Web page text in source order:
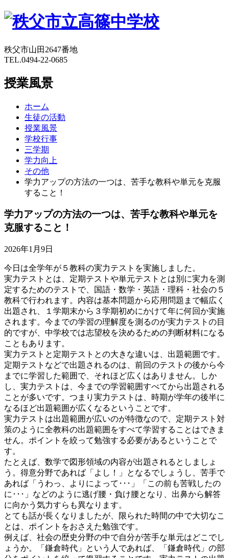
秩父市山田2647番地
TEL.0494-22-0685
授業風景
ホーム
生徒の活動
授業風景
学校行事
三学期
学力向上
その他
学力アップの方法の一つは、苦手な教科や単元を克服
すること！
学力アップの方法の一つは、苦手な教科や単元を
克服すること！
2026年1月9日
今日は全学年が５教科の実力テストを実施しました。
実力テストとは、定期テストや単元テストとは別に実力を測
定するためのテストで、国語・数学・英語・理科・社会の５
教科で行われます。内容は基本問題から応用問題まで幅広く
出題され、１学期末から３学期初めにかけて年に何回か実施
されます。 今までの学習の理解度を測るのが実力テストの目
的ですが、中学校では志望校を決めるための判断材料になる
こともあります。
実力テストと定期テストとの大きな違いは、出題範囲です。
定期テストなどで出題されるのは、前回のテストの後から今
までに学習した範囲で、それほど広くはありません。しか
し、実力テストは、今までの学習範囲すべてから出題される
ことが多いです。つまり実力テストは、時期が学年の後半に
なるほど出題範囲が広くなるということです。
実力テストは出題範囲が広いのが特徴なので、定期テスト対
策のように全教科の出題範囲をすべて学習することはできま
せん。ポイントを絞って勉強する必要があるということで
す。
たとえば、数学で図形領域の内容が出題されるとしましょ
う。得意分野であれば「よし！」となるでしょうし、苦手で
あれば「うわっ、よりによって･･･」「この前も苦戦したの
に･･･」などのように逃げ腰・負け腰となり、出鼻から解答
に向かう気力すらも異なります。
とても話が長くなりましたが、限られた時間の中で大切なこ
とは、ポイントをおさえた勉強です。
例えば、社会の歴史分野の中で自分が苦手な単元はどこでし
ょうか。「鎌倉時代」
という人であれば、「鎌倉時代」の部